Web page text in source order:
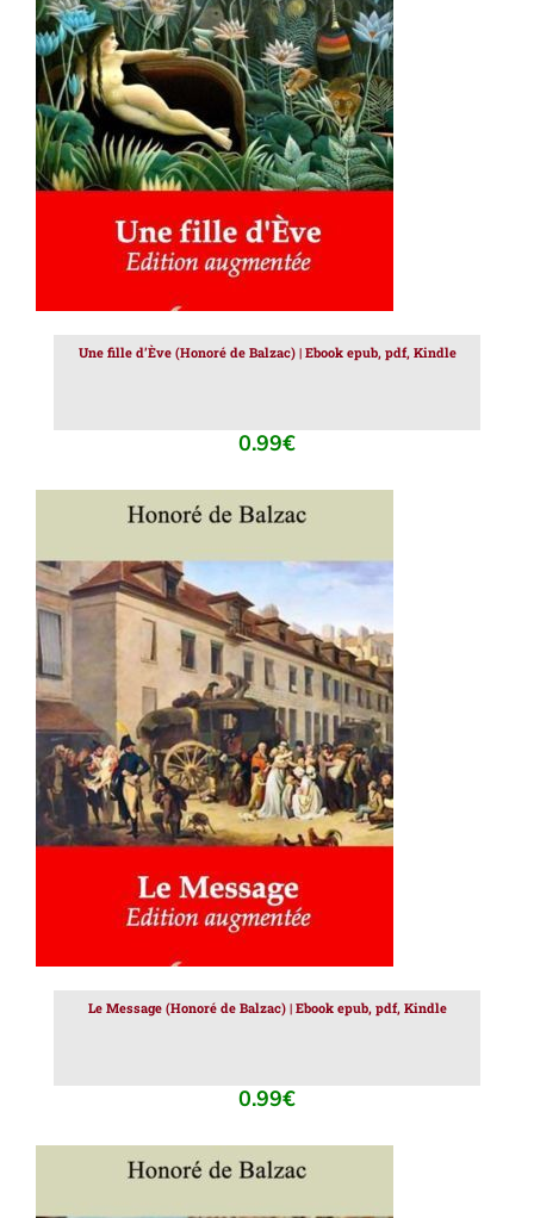
AJOUTER AU PANIER / DÉTAILS
Une fille d’Ève (Honoré de Balzac) | Ebook epub, pdf, Kindle
0.99€
AJOUTER AU PANIER DÉTAILS
Le Message (Honoré de Balzac) | Ebook epub, pdf, Kindle
0.99€